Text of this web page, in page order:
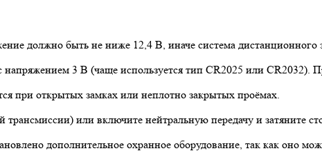
должно быть не ниже 12,4 В, иначе система дистанционного
3 В (чаще используется тип CR2025 или CR2032).
при открытых замках или неплотно закрытых проёмах.
или включите нейтральную передачу и затяните
дополнительное охранное оборудование, так как оно